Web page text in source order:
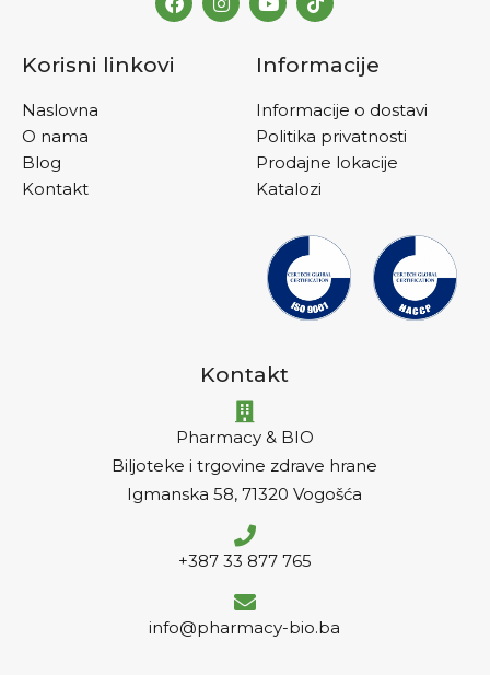
Korisni linkovi
Naslovna
O nama
Blog
Kontakt
Informacije
Informacije o dostavi
Politika privatnosti
Prodajne lokacije
Katalozi
Kontakt
Pharmacy & BIO
Biljoteke i trgovine zdrave hrane
Igmanska 58, 71320 Vogošća
+387 33 877 765
info@pharmacy-bio.ba